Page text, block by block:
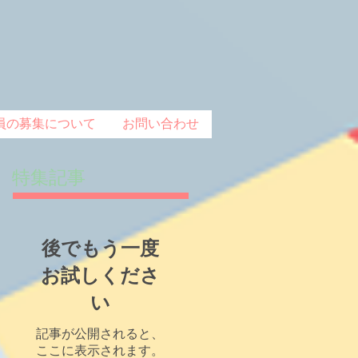
の募集について お問い合わせ
特集記事
後でもう一度
お試しくださ
い
記事が公開されると、
ここに表示されます。